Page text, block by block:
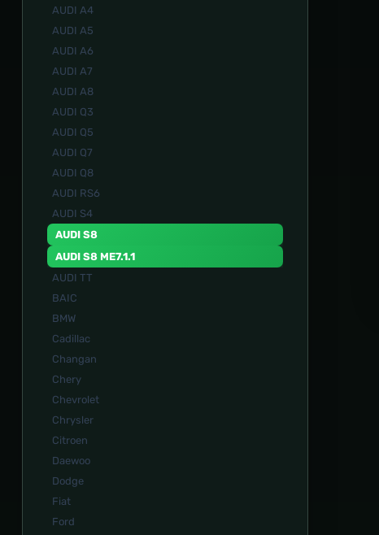
AUDI A4
AUDI A5
AUDI A6
AUDI A7
AUDI A8
AUDI Q3
AUDI Q5
AUDI Q7
AUDI Q8
AUDI RS6
AUDI S4
AUDI S8
AUDI S8 ME7.1.1
AUDI TT
BAIC
BMW
Cadillac
Changan
Chery
Chevrolet
Chrysler
Citroen
Daewoo
Dodge
Fiat
Ford